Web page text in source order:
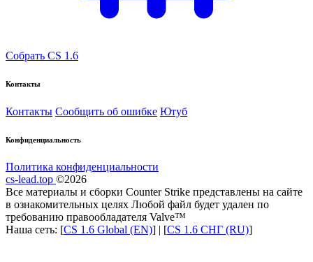
Собрать CS 1.6
Контакты
Контакты Сообщить об ошибке Ютуб
Конфиденциальность
Политика конфиденциальности
cs-lead.top ©2026
Все материалы и сборки Counter Strike представлены на сайте
в ознакомительных целях Любой файл будет удален по
требованию правообладателя Valve™
Наша сеть: [CS 1.6 Global (EN)] | [CS 1.6 СНГ (RU)]